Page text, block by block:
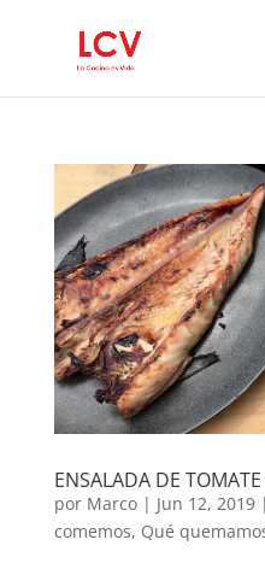
ENSALADA DE TOMATE
por Marco| Jun 12, 2019|
comemos, Qué